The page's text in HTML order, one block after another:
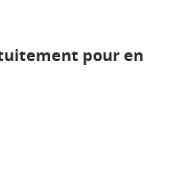
pour en